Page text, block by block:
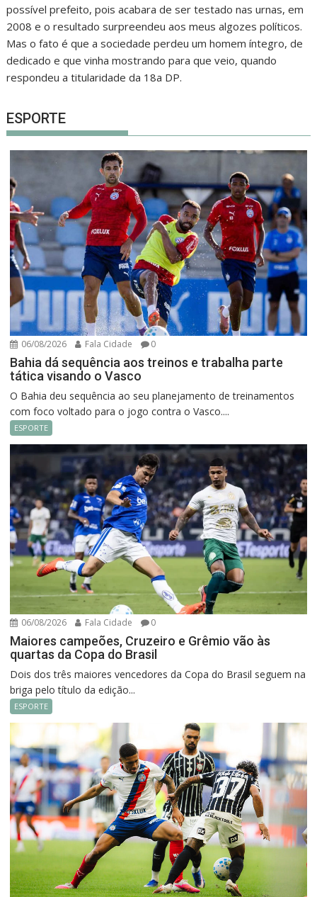
possível prefeito, pois acabara de ser testado nas urnas, em
2008 e o resultado surpreendeu aos meus algozes políticos.
Mas o fato é que a sociedade perdeu um homem íntegro, de
dedicado e que vinha mostrando para que veio, quando
respondeu a titularidade da 18a DP.
ESPORTE
06/08/2026 Fala Cidade 0
Bahia dá sequência aos treinos e trabalha parte
tática visando o Vasco
O Bahia deu sequência ao seu planejamento de treinamentos
com foco voltado para o jogo contra o Vasco....
ESPORTE
06/08/2026 Fala Cidade 0
Maiores campeões, Cruzeiro e Grêmio vão às
quartas da Copa do Brasil
Dois dos três maiores vencedores da Copa do Brasil seguem na
briga pelo título da edição...
ESPORTE